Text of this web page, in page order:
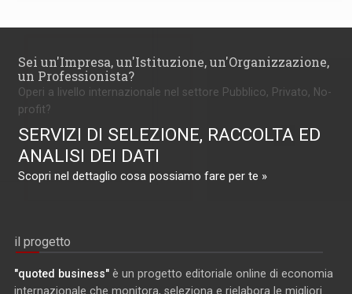
Sei un'Impresa, un'Istituzione, un'Organizzazione,
un Professionista?
Operi a livello internazionale nel settore Pubblico, Privato, No-
profit?
SERVIZI DI SELEZIONE, RACCOLTA ED
ANALISI DEI DATI
Scopri nel dettaglio cosa possiamo fare per te »
il progetto
"quoted business" è un progetto editoriale online di economia
internazionale che monitora, seleziona e rielabora le migliori